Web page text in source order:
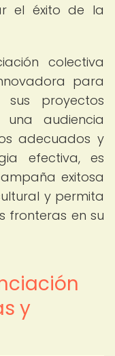
el éxito de la
colectiva
para
proyectos
audiencia
adecuados y
efectiva, es
exitosa
y permita
fronteras en su
y